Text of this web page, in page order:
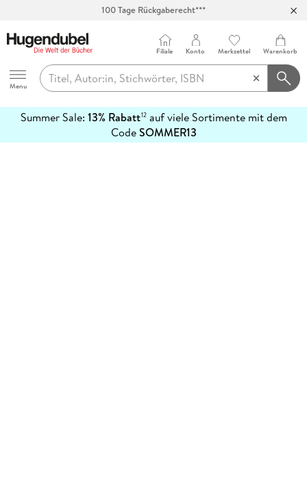
100 Tage Rückgaberecht***
Hugendubel
Menu
Filiale Konto Merkzettel Warenkorb
Summer Sale: 13% Rabatt12auf viele Sortimente mit dem
CodeSOMMER13
erfahren